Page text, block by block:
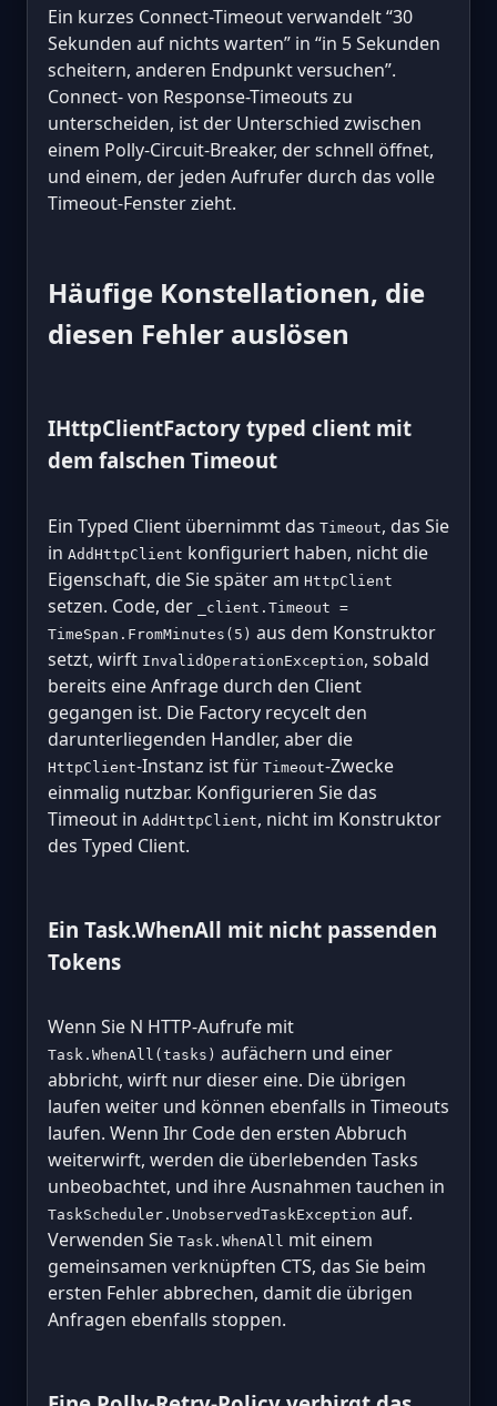
Ein kurzes Connect-Timeout verwandelt “30
Sekunden auf nichts warten” in “in 5 Sekunden
scheitern, anderen Endpunkt versuchen”.
Connect- von Response-Timeouts zu
unterscheiden, ist der Unterschied zwischen
einem Polly-Circuit-Breaker, der schnell öffnet,
und einem, der jeden Aufrufer durch das volle
Timeout-Fenster zieht.
Häufige Konstellationen, die
diesen Fehler auslösen
IHttpClientFactory typed client mit
dem falschen Timeout
Ein Typed Client übernimmt das Timeout, das Sie
in AddHttpClient konfiguriert haben, nicht die
Eigenschaft, die Sie später am HttpClient
setzen. Code, der
_client.Timeout =
TimeSpan.FromMinutes(5) aus dem Konstruktor
setzt, wirft InvalidOperationException, sobald
bereits eine Anfrage durch den Client
gegangen ist. Die Factory recycelt den
darunterliegenden Handler, aber die
HttpClient-Instanz ist für Timeout-Zwecke
einmalig nutzbar. Konfigurieren Sie das
Timeout in AddHttpClient, nicht im Konstruktor
des Typed Client.
Ein Task.WhenAll mit nicht passenden
Tokens
Wenn Sie N HTTP-Aufrufe mit
Task.WhenAll(tasks) aufächern und einer
abbricht, wirft nur dieser eine. Die übrigen
laufen weiter und können ebenfalls in Timeouts
laufen. Wenn Ihr Code den ersten Abbruch
weiterwirft, werden die überlebenden Tasks
unbeobachtet, und ihre Ausnahmen tauchen in
TaskScheduler.UnobservedTaskException auf.
Verwenden Sie Task.WhenAll mit einem
gemeinsamen verknüpften CTS, das Sie beim
ersten Fehler abbrechen, damit die übrigen
Anfragen ebenfalls stoppen.